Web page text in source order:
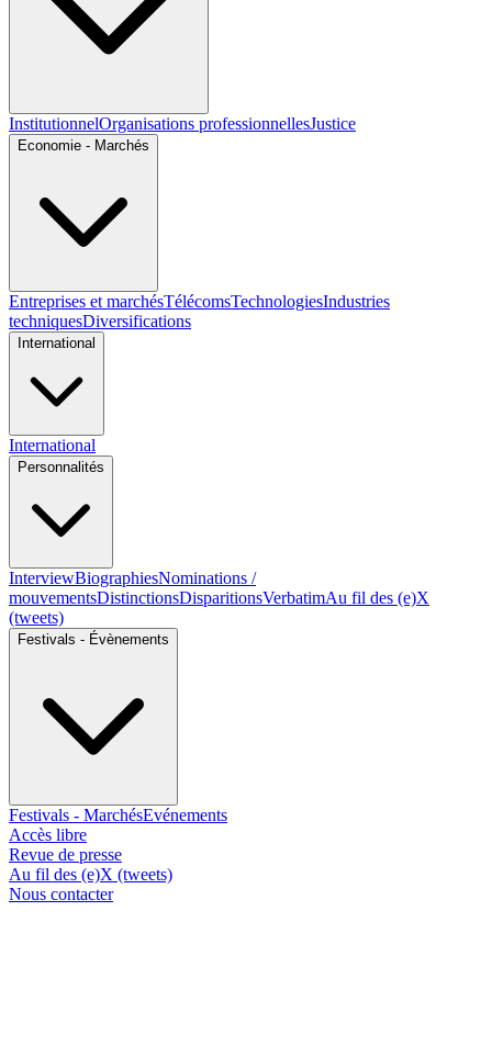
InstitutionnelOrganisations professionnellesJustice
Economie - Marchés
Entreprises et marchésTélécomsTechnologiesIndustries
techniquesDiversifications
International
International
Personnalités
InterviewBiographiesNominations /
mouvementsDistinctionsDisparitionsVerbatimAu fil des (e)X
(tweets)
Festivals - Évènements
Festivals - MarchésEvénements
Accès libre
Revue de presse
Au fil des (e)X (tweets)
Nous contacter